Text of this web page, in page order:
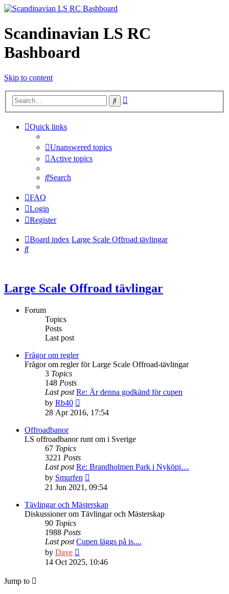
Scandinavian LS RC
Bashboard
Skip to content
Search
Quick links
Unanswered topics
Active topics
Search
FAQ
Login
Register
Board index Large Scale Offroad tävlingar
Search
Large Scale Offroad tävlingar
Forum
Topics
Posts
Last post
Frågor om regler
Frågor om regler för Large Scale Offroad-tävlingar
3 Topics
148 Posts
Last post Re: Är denna godkänd för cupen
by Rb40
the
latest
28 Apr 2016, 17:54
Offroadbanor
LS offroadbanor runt om i Sverige
67 Topics
3221 Posts
Last post Re: Brandholmen Park i Nyköpi…
by Smurfen
the
post
21 Jun 2021, 09:54
Tävlingar och Mästerskap
Diskussioner om Tävlingar och Mästerskap
90 Topics
1988 Posts
Last post Cupen läggs på is....
by Dave
the
latest
14 Oct 2025, 10:46
Jump to